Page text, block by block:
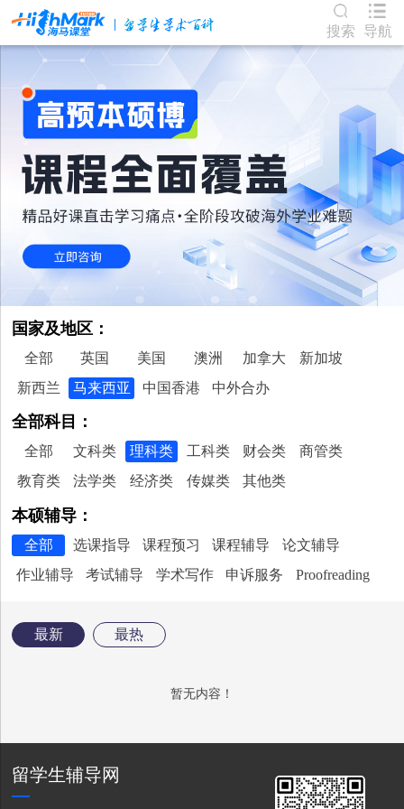
搜索 导航
国家及地区：
全部 英国 美国 澳洲 加拿大
新加坡
新西兰
马来西亚 中国香港 中外合办
全部科目：
全部 文科类 理科类 工科类 财会类
商管类
教育类
法学类 经济类 传媒类 其他类
本硕辅导：
全部 选课指导 课程预习 课程辅导
论文辅导
作业辅导
考试辅导 学术写作 申诉服务 Proofreading
最新 最热
暂无内容！
留学生辅导网